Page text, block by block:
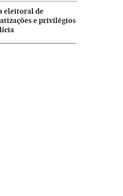
eleitoral de
e privilégios